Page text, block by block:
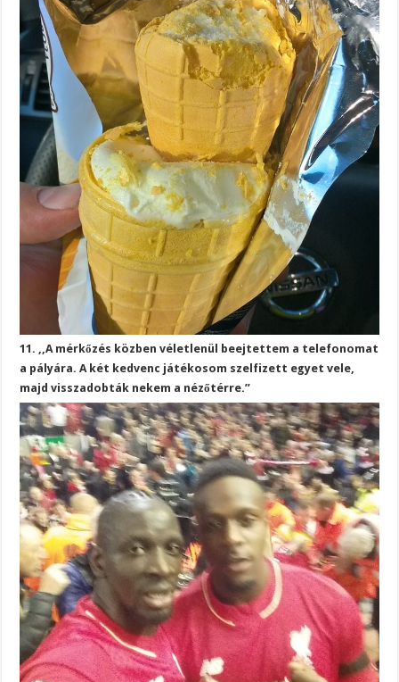
11. ,,A mérkőzés közben véletlenül beejtettem a telefonomat
a pályára. A két kedvenc játékosom szelfizett egyet vele,
majd visszadobták nekem a nézőtérre.”